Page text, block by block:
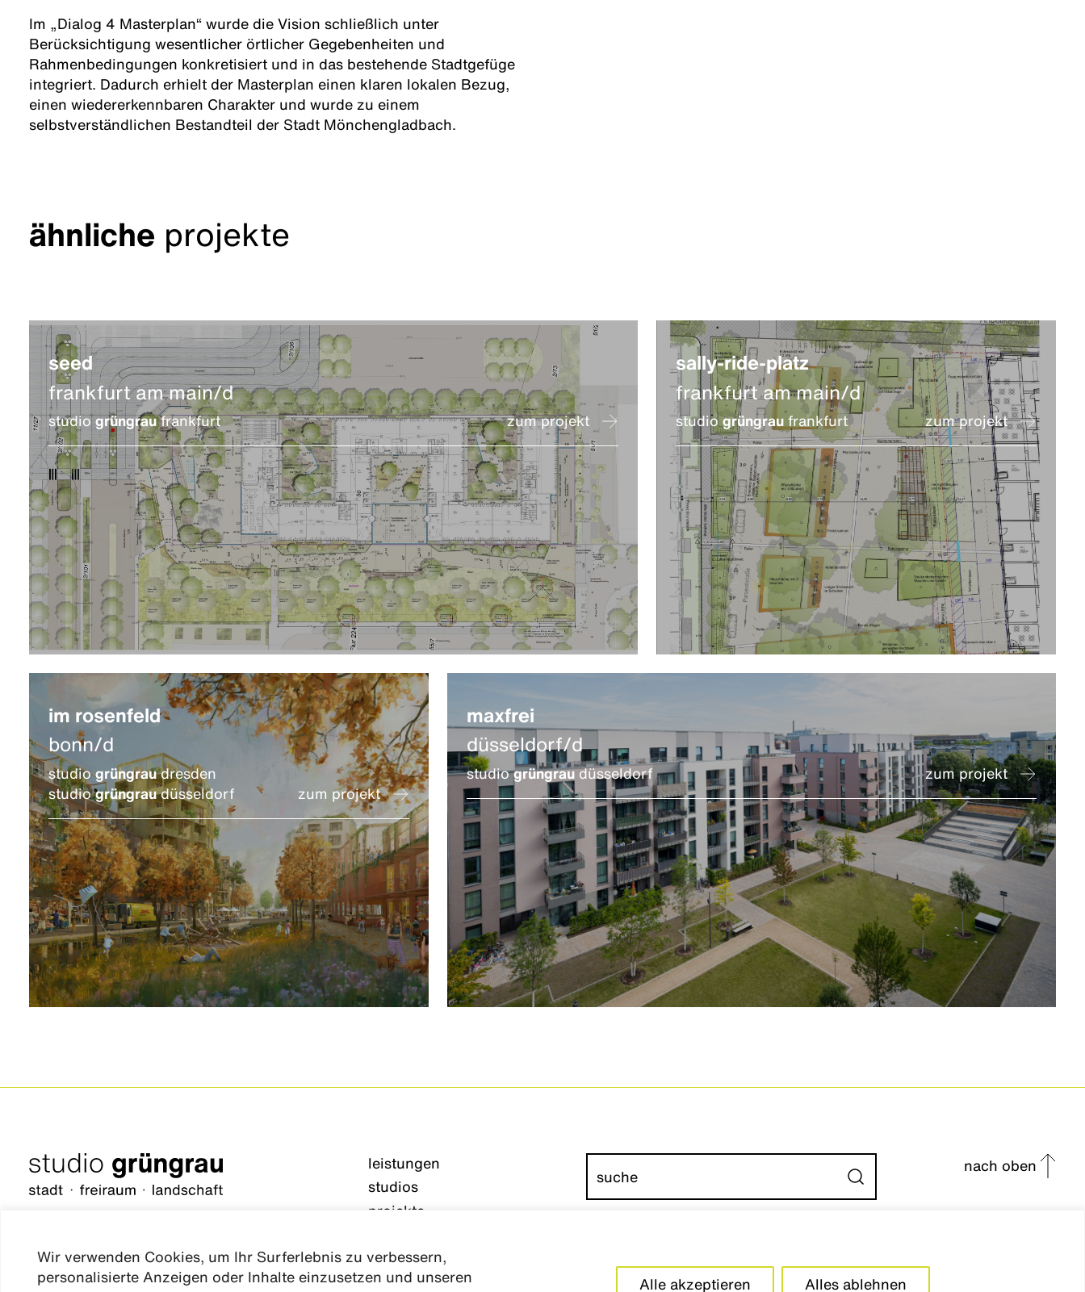
Wir verwenden Cookies, um Ihr Surferlebnis zu verbessern,
personalisierte Anzeigen oder Inhalte einzusetzen und unseren
Alles ablehnen
Alle akzeptieren
Im „Dialog 4 Masterplan“ wurde die Vision schließlich unter
Berücksichtigung wesentlicher örtlicher Gegebenheiten und
Rahmenbedingungen konkretisiert und in das bestehende Stadtgefüge
integriert. Dadurch erhielt der Masterplan einen klaren lokalen Bezug,
einen wiedererkennbaren Charakter und wurde zu einem
selbstverständlichen Bestandteil der Stadt Mönchengladbach.
ähnliche projekte
seed
frankfurt am main/d
studiogrüngraufrankfurt zum projekt
sally-ride-platz
frankfurt am main/d
studiogrüngraufrankfurt zum projekt
im rosenfeld
bonn/d
studiogrüngraudresden
studiogrüngraudüsseldorf zum projekt
maxfrei
düsseldorf/d
studiogrüngraudüsseldorf zum projekt
düsseldorf
leistungen
studios
projekte
über uns
team
Absenden
impressum
nach oben